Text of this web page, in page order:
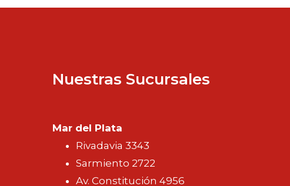
Nuestras Sucursales
Mar del Plata
Rivadavia 3343
Sarmiento 2722
Av. Constitución 4956